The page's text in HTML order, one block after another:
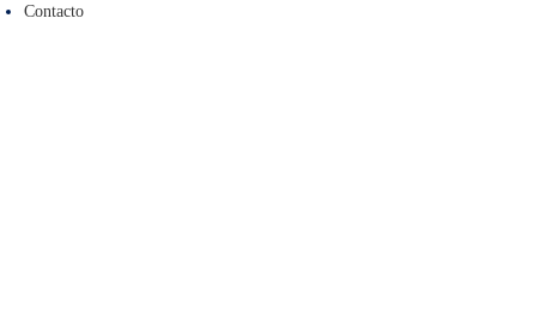
Contacto